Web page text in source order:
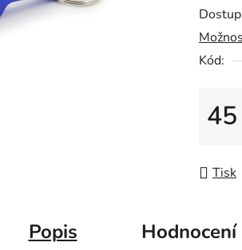
0,0
z
5
Kód:
Tisk
Popis Hodnocení